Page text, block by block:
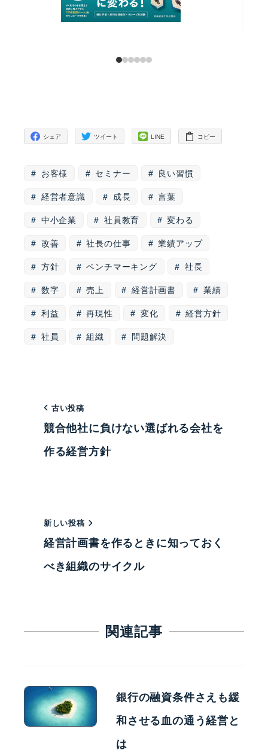
シェア ツイート LINE コピー
お客様 セミナー 良い習慣
経営者意識 成長 言葉
中小企業 社員教育 変わる
改善 社長の仕事 業績アップ
方針 ベンチマーキング 社長
数字 売上 経営計画書 業績
利益 再現性 変化 経営方針
社員 組織 問題解決
古い投稿
競合他社に負けない選ばれる会社を
作る経営方針
新しい投稿
経営計画書を作るときに知っておく
べき組織のサイクル
関連記事
銀行の融資条件さえも緩
和させる血の通う経営と
は